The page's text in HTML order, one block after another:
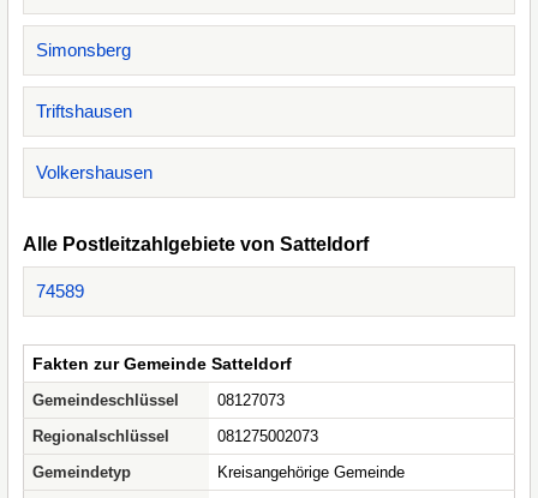
Simonsberg
Triftshausen
Volkershausen
Alle Postleitzahlgebiete von Satteldorf
74589
Fakten zur Gemeinde Satteldorf
Gemeindeschlüssel
08127073
Regionalschlüssel
081275002073
Gemeindetyp
Kreisangehörige Gemeinde